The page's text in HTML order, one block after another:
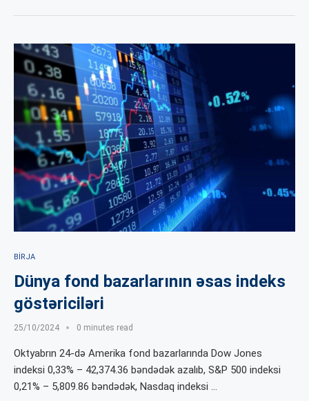
BIRJA
Dünya fond bazarlarının əsas indeks
göstəriciləri
25/10/2024 0 minutes read
Oktyabrın 24-də Amerika fond bazarlarında Dow Jones
indeksi 0,33% – 42,374.36 bəndədək azalıb, S&P 500 indeksi
0,21% – 5,809.86 bəndədək, Nasdaq indeksi …